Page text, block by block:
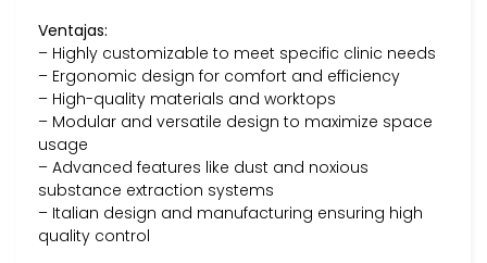
Ventajas:
– Highly customizable to meet specific clinic needs
– Ergonomic design for comfort and efficiency
– High-quality materials and worktops
– Modular and versatile design to maximize space
usage
– Advanced features like dust and noxious
substance extraction systems
– Italian design and manufacturing ensuring high
quality control